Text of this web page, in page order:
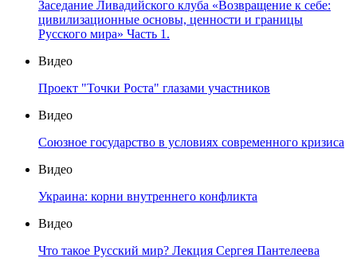
Заседание Ливадийского клуба «Возвращение к себе:
цивилизационные основы, ценности и границы
Русского мира» Часть 1.
Видео
Проект "Точки Роста" глазами участников
Видео
Союзное государство в условиях современного кризиса
Видео
Украина: корни внутреннего конфликта
Видео
Что такое Русский мир? Лекция Сергея Пантелеева